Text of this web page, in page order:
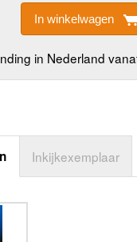
In winkelwagen
in Nederland
Inkijkexemplaar